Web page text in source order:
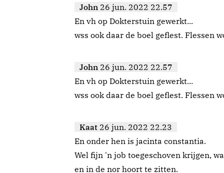
John 26 jun. 2022 22.57
En vh op Dokterstuin gewerkt...
wss ook daar de boel geflest. Flessen
John 26 jun. 2022 22.57
En vh op Dokterstuin gewerkt...
wss ook daar de boel geflest. Flessen
Kaat 26 jun. 2022 22.23
En onder hen is jacinta constantia.
Wel fijn 'n job toegeschoven krijgen,
en in de nor hoort te zitten.